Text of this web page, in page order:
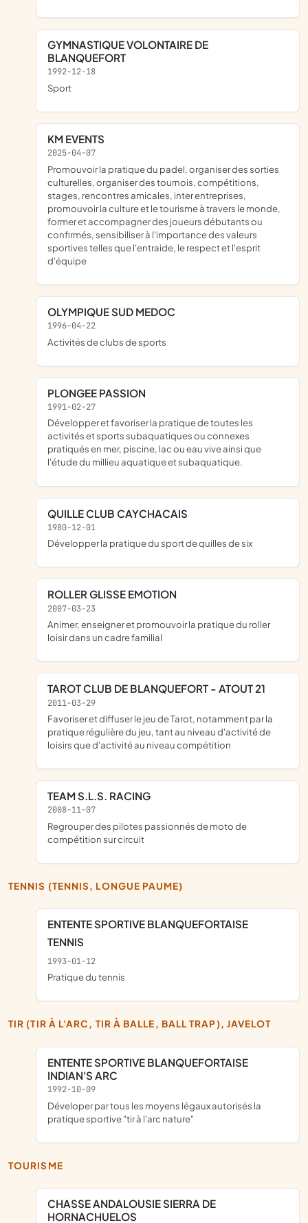
GYMNASTIQUE VOLONTAIRE DE
BLANQUEFORT
1992-12-18
sport
KM EVENTS
2025-04-07
promouvoir la pratique du padel, organiser des sorties
culturelles, organiser des tournois, compétitions,
stages, rencontres amicales, inter entreprises,
promouvoir la culture et le tourisme à travers le monde,
former et accompagner des joueurs débutants ou
confirmés, sensibiliser à l'importance des valeurs
sportives telles que l'entraide, le respect et l'esprit
d'équipe
OLYMPIQUE SUD MEDOC
1996-04-22
Activités de clubs de sports
PLONGEE PASSION
1991-02-27
Développer et favoriser la pratique de toutes les
activités et sports subaquatiques ou connexes
pratiqués en mer, piscine, lac ou eau vive ainsi que
l'étude du millieu aquatique et subaquatique.
QUILLE CLUB CAYCHACAIS
1980-12-01
développer la pratique du sport de quilles de six
ROLLER GLISSE EMOTION
2007-03-23
animer, enseigner et promouvoir la pratique du roller
loisir dans un cadre familial
TAROT CLUB DE BLANQUEFORT - ATOUT 21
2011-03-29
favoriser et diffuser le jeu de Tarot, notamment par la
pratique régulière du jeu, tant au niveau d'activité de
loisirs que d'activité au niveau compétition
TEAM S.L.S. RACING
2008-11-07
regrouper des pilotes passionnés de moto de
compétition sur circuit
TENNIS (TENNIS, LONGUE PAUME)
ENTENTE SPORTIVE BLANQUEFORTAISE 
TENNIS 
1993-01-12
pratique du tennis
TIR (TIR À L'ARC, TIR À BALLE, BALL TRAP), JAVELOT
ENTENTE SPORTIVE BLANQUEFORTAISE
INDIAN'S ARC
1992-10-09
Déveloper par tous les moyens légaux autorisés la
pratique sportive "tir à l'arc nature"
TOURISME
CHASSE ANDALOUSIE SIERRA DE
HORNACHUELOS